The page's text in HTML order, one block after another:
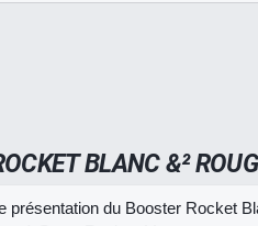
BLANC &²
présentation du Booster Rocket